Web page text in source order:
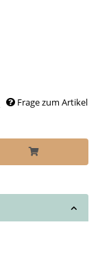
Frage zum Artikel